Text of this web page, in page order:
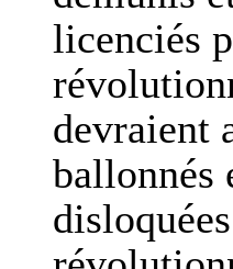
licenciés
devraient
ballonnés